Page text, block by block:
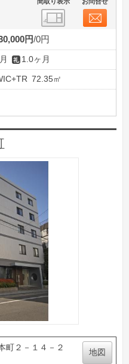
円 0円
1.0ヶ月
72.35㎡
町２－１４－２
地図